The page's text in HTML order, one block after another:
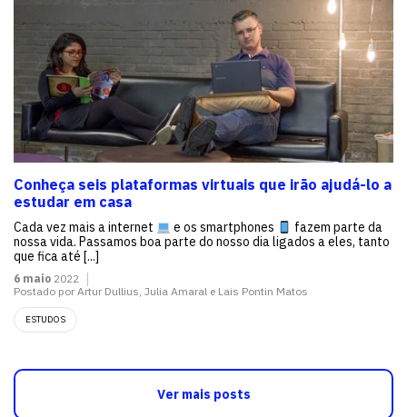
Conheça seis plataformas virtuais que irão ajudá-lo a
estudar em casa
Cada vez mais a internet e os smartphones
fazem parte da
nossa vida. Passamos boa parte do nosso dia ligados a eles, tanto
que fica até [...]
6 maio 2022
Postado por Artur Dullius, Julia Amaral e Lais Pontin Matos
ESTUDOS
Ver mais posts